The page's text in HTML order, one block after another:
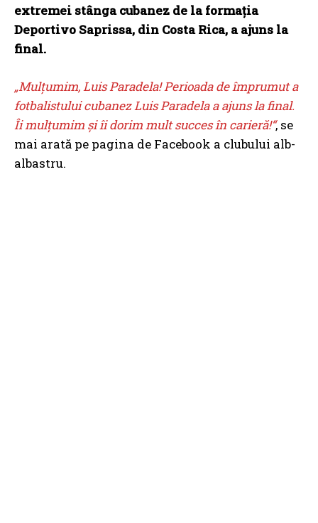
extremei stânga cubanez de la formația
Deportivo Saprissa, din Costa Rica, a ajuns la
final.
„Mulțumim, Luis Paradela! Perioada de împrumut a
fotbalistului cubanez Luis Paradela a ajuns la final.
Îi mulțumim și îi dorim mult succes în carieră!“, se
mai arată pe pagina de Facebook a clubului alb-
albastru.